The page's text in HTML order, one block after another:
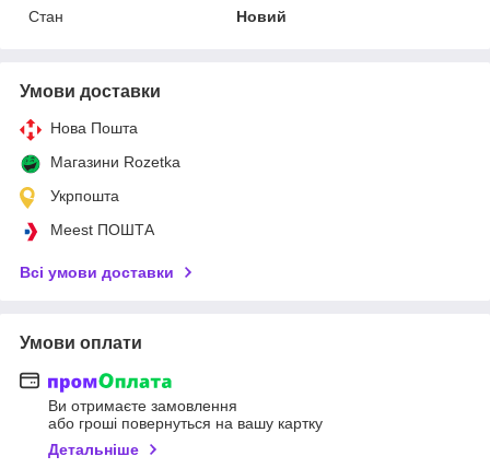
Стан
Новий
Умови доставки
Нова Пошта
Магазини Rozetka
Укрпошта
Meest ПОШТА
Всі умови доставки
Умови оплати
Ви отримаєте замовлення
або гроші повернуться на вашу картку
Детальніше